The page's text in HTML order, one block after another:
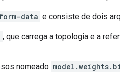
data e consiste de dois
, que carrega a topologia e a
nomeado